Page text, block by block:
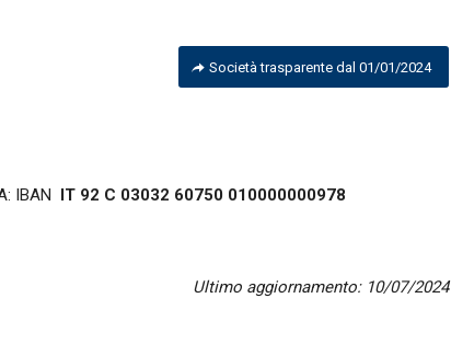
Società trasparente dal 01/01/2024
IBAN IT 92 C 03032 60750 010000000978
Ultimo aggiornamento: 10/07/2024